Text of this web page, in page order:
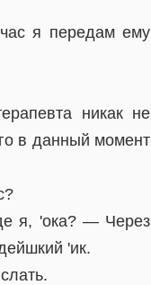
я передам ему
никак не
в данный момент
я, 'ока? — Через
'ик.